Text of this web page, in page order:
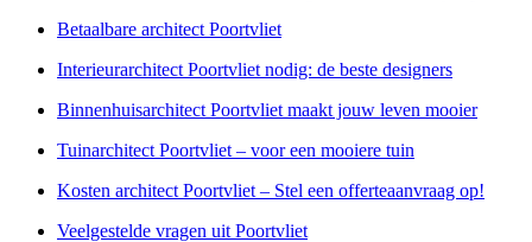
Betaalbare architect Poortvliet
Interieurarchitect Poortvliet nodig: de beste designers
Binnenhuisarchitect Poortvliet maakt jouw leven mooier
Tuinarchitect Poortvliet – voor een mooiere tuin
Kosten architect Poortvliet – Stel een offerteaanvraag op!
Veelgestelde vragen uit Poortvliet